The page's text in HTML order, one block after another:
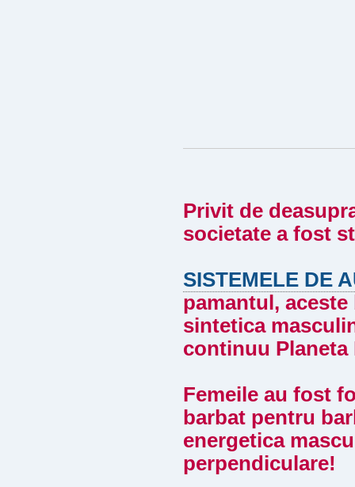
Privit de
societate a fost
SISTEMELE DE
pamantul,
sintetica
continuu Planeta
Femeile au fost
barbat pentru
energetica
perpendiculare!